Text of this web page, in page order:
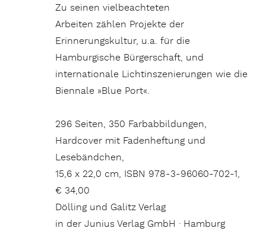
Zu seinen vielbeachteten
Arbeiten zählen Projekte der
Erinnerungskultur, u.a. für die
Hamburgische Bürgerschaft, und
internationale Lichtinszenierungen wie die
Biennale »Blue Port«.
296 Seiten, 350 Farbabbildungen,
Hardcover mit Fadenheftung und
Lesebändchen,
15,6 x 22,0 cm, ISBN 978-3-96060-702-1,
€ 34,00
Dölling und Galitz Verlag
in der Junius Verlag GmbH · Hamburg